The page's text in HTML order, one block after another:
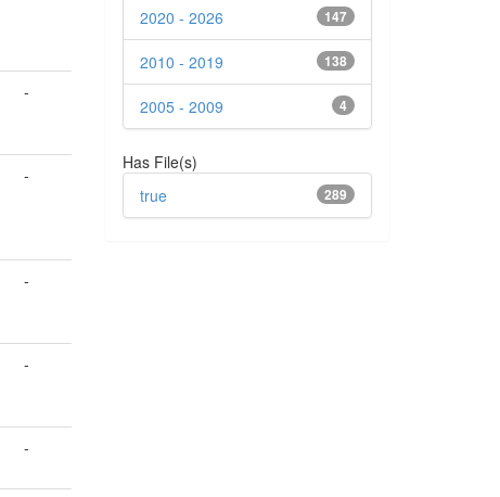
-
-
-
-
-
147
2020 - 2026
138
2010 - 2019
4
2005 - 2009
Has File(s)
289
true